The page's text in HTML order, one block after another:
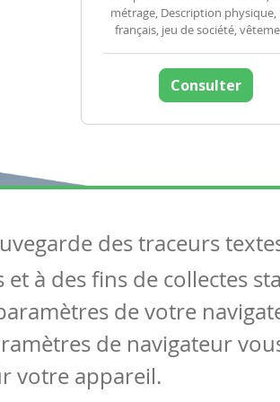
métrage, Description physique,
français, jeu de société,
Consulter
Articles
Tous les articles
Articles DYS
Circulaires
des traceurs
à des fins de collectes
de votre
de navigateur
votre appareil.